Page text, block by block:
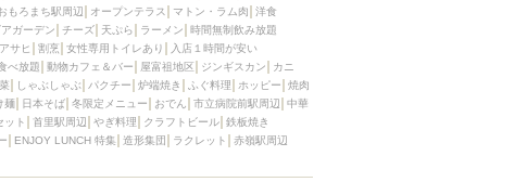
もろまち駅周辺 オープンテラス マトン・ラム肉
洋食
アガーデン チーズ 天ぷら ラーメン
時間無制飲み放題
アサヒ 割烹 女性専用トイレあり
入店１時間が安い
べ放題 動物カフェ＆バー 屋富祖地区 ジンギスカン
カニ
しゃぶしゃぶ パクチー 炉端焼き ふぐ料理 ホッピー
焼肉
麺 日本そば 冬限定メニュー おでん 市立病院前駅周辺
中華
ット 首里駅周辺 やぎ料理 クラフトビール 鉄板焼き
ENJOY LUNCH 特集 造形集団 ラクレット
赤嶺駅周辺